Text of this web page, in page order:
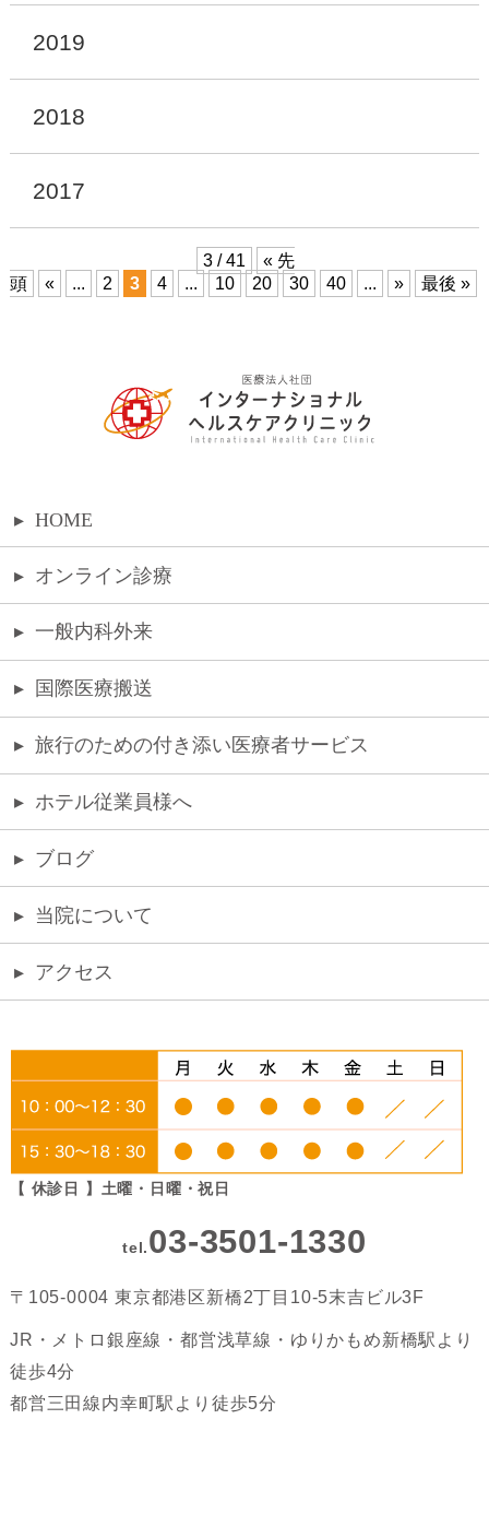
2019
2018
2017
3 / 41
« 先
頭
« ... 2 3 4 ... 10 20 30 40 ... » 最後 »
▸ HOME
▸ オンライン診療
▸ 一般内科外来
▸ 国際医療搬送
▸ 旅行のための付き添い医療者サービス
▸ ホテル従業員様へ
▸ ブログ
▸ 当院について
▸ アクセス
【 休診日 】土曜・日曜・祝日
tel.03-3501-1330
〒105-0004 東京都港区新橋2丁目10-5末吉ビル3F
JR・メトロ銀座線・都営浅草線・ゆりかもめ新橋駅より
徒歩4分
都営三田線内幸町駅より徒歩5分